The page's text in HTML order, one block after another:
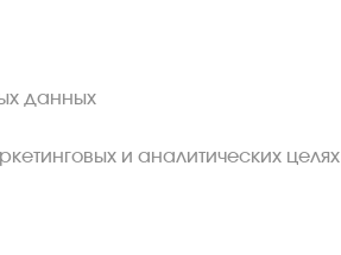
данных
и аналитических целях